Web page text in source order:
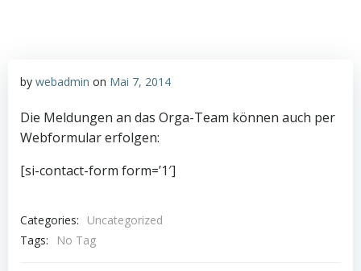
by webadmin on Mai 7, 2014
Die Meldungen an das Orga-Team können auch per
Webformular erfolgen:
[si-contact-form form=’1′]
Categories:
Uncategorized
Tags:
No Tag